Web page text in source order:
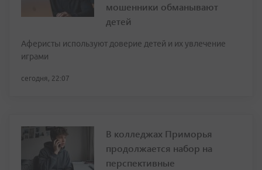
мошенники обманывают
детей
Аферисты используют доверие детей и их увлечение
играми
сегодня, 22:07
В колледжах Приморья
продолжается набор на
перспективные